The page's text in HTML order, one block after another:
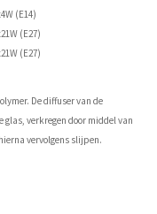
(E14)
(E27)
(E27)
De diffuser van de
verkregen door middel van
vervolgens slijpen.